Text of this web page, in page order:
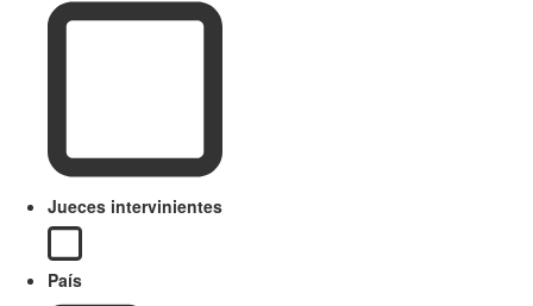
Jueces intervinientes
País